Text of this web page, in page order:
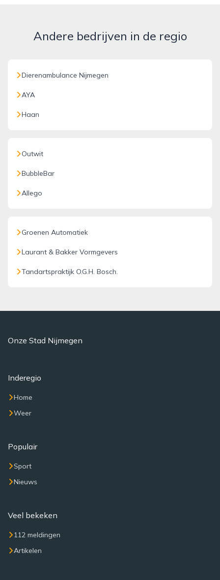
Andere bedrijven in de regio
Dierenambulance Nijmegen
AYA
Haan
Outwit
BubbleBar
Allego
Groenen Automatiek
Laurant & Bakker Vormgevers
Tandartspraktijk O.G.H. Bosch.
Onze Stad Nijmegen
Inderegio
Home
Weer
Populair
Sport
Nieuws
Veel bekeken
112 meldingen
Artikelen